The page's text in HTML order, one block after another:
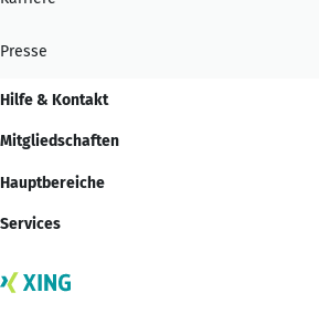
Presse
Hilfe & Kontakt
Mitgliedschaften
Hauptbereiche
Services